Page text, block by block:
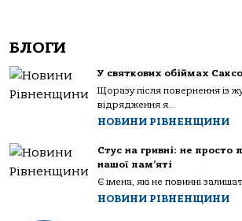
БЛОГИ
У святкових обіймах
Щоразу після повернення із
відрядження я...
НОВИНИ РІВНЕНЩИНИ
Стус на гривні: не просто
нашої пам’яті
Є імена, які не повинні
НОВИНИ РІВНЕНЩИНИ